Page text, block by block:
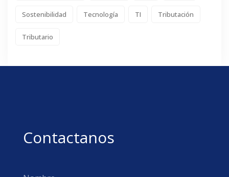
Sostenibilidad Tecnología TI Tributación
Tributario
Contactanos